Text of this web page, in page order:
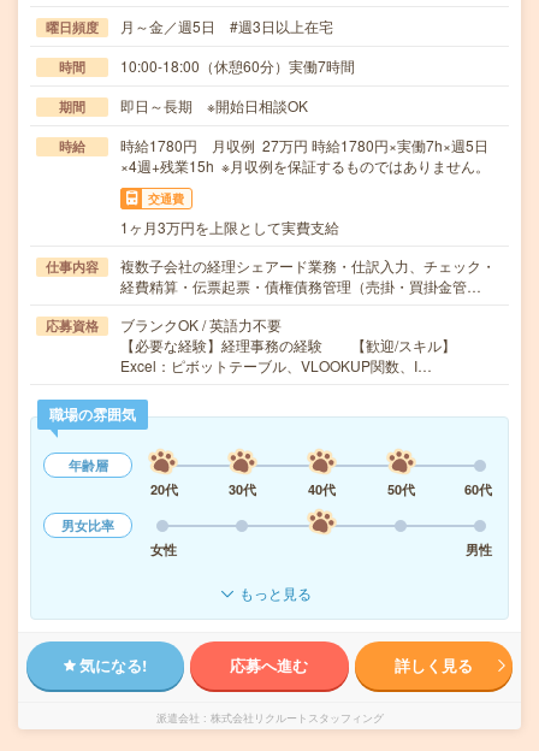
曜日頻度 月～金／週5日 #週3日以上在宅
時間 10:00-18:00（休憩60分）実働7時間
期間 即日～長期 ※開始日相談OK
時給
時給1780円 月収例 27万円 時給1780円×実働7h×週5日
×4週+残業15h ※月収例を保証するものではありません。
交通費
1ヶ月3万円を上限として実費支給
仕事内容
複数子会社の経理シェアード業務・仕訳入力、チェック・
経費精算・伝票起票・債権債務管理（売掛・買掛金管…
応募資格
ブランクOK / 英語力不要
【必要な経験】経理事務の経験 【歓迎/スキル】
Excel：ピボットテーブル、VLOOKUP関数、I…
職場の雰囲気
年齢層
20代
30代 40代 50代
60代
男女比率
女性
男性
もっと見る
気になる! 応募へ進む 詳しく見る
派遣会社 株式会社リクルートスタッフィング